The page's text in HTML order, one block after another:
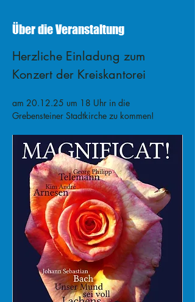
Über die Veranstaltung
Herzliche Einladung zum
Konzert der Kreiskantorei
am 20.12.25 um 18 Uhr in die
Grebensteiner Stadtkirche zu kommen!